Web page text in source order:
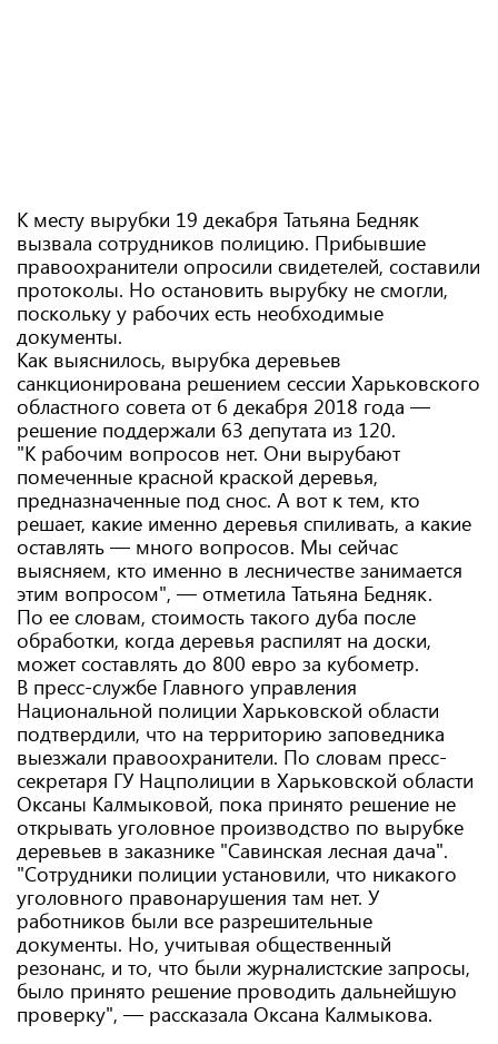
К месту вырубки 19 декабря Татьяна Бедняк
вызвала сотрудников полицию. Прибывшие
правоохранители опросили свидетелей, составили
протоколы. Но остановить вырубку не смогли,
поскольку у рабочих есть необходимые
документы.
Как выяснилось, вырубка деревьев
санкционирована решением сессии Харьковского
областного совета от 6 декабря 2018 года —
решение поддержали 63 депутата из 120.
"К рабочим вопросов нет. Они вырубают
помеченные красной краской деревья,
предназначенные под снос. А вот к тем, кто
решает, какие именно деревья спиливать, а какие
оставлять — много вопросов. Мы сейчас
выясняем, кто именно в лесничестве занимается
этим вопросом", — отметила Татьяна Бедняк.
По ее словам, стоимость такого дуба после
обработки, когда деревья распилят на доски,
может составлять до 800 евро за кубометр.
В пресс-службе Главного управления
Национальной полиции Харьковской области
подтвердили, что на территорию заповедника
выезжали правоохранители. По словам пресс-
секретаря ГУ Нацполиции в Харьковской области
Оксаны Калмыковой, пока принято решение не
открывать уголовное производство по вырубке
деревьев в заказнике "Савинская лесная дача".
"Сотрудники полиции установили, что никакого
уголовного правонарушения там нет. У
работников были все разрешительные
документы. Но, учитывая общественный
резонанс, и то, что были журналистские запросы,
было принято решение проводить дальнейшую
проверку", — рассказала Оксана Калмыкова.